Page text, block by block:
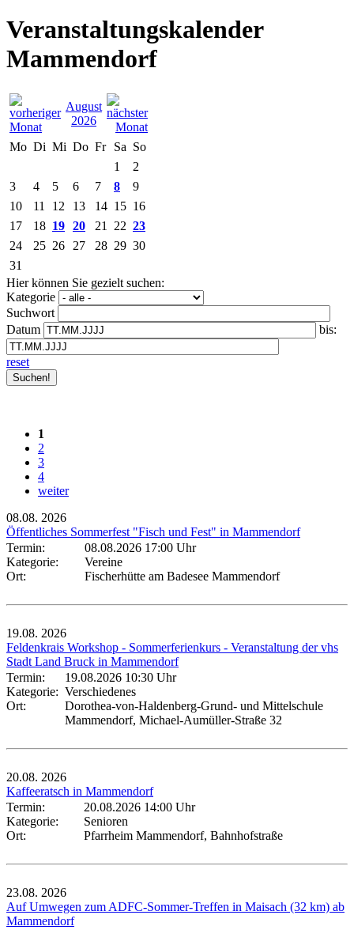
Veranstaltungskalender
Mammendorf
August
2026
Mo Di Mi Do Fr Sa So
1
2
3
4 5 6 7 8
9
10
11 12 13 14 15 16
17
18 19 20 21 22 23
24
25 26 27 28 29 30
31
Hier können Sie gezielt suchen:
Kategorie
Suchwort
Datum
bis:
reset
1
2
3
4
weiter
08.08. 2026
Öffentliches Sommerfest "Fisch und Fest" in Mammendorf
Termin:
08.08.2026 17:00 Uhr
Kategorie:
Vereine
Ort:
Fischerhütte am Badesee Mammendorf
19.08. 2026
Feldenkrais Workshop - Sommerferienkurs - Veranstaltung der vhs
Stadt Land Bruck in Mammendorf
Termin:
19.08.2026 10:30 Uhr
Kategorie: Verschiedenes
Ort:
Dorothea-von-Haldenberg-Grund- und Mittelschule
Mammendorf, Michael-Aumüller-Straße 32
20.08. 2026
Kaffeeratsch in Mammendorf
Termin:
20.08.2026 14:00 Uhr
Kategorie:
Senioren
Ort:
Pfarrheim Mammendorf, Bahnhofstraße
23.08. 2026
Auf Umwegen zum ADFC-Sommer-Treffen in Maisach (32 km) ab
Mammendorf